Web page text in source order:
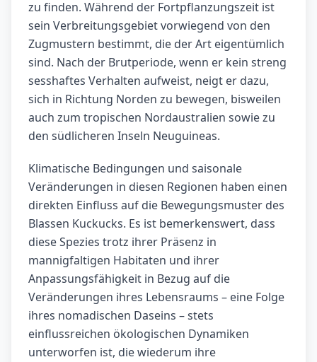
zu finden. Während der Fortpflanzungszeit ist
sein Verbreitungsgebiet vorwiegend von den
Zugmustern bestimmt, die der Art eigentümlich
sind. Nach der Brutperiode, wenn er kein streng
sesshaftes Verhalten aufweist, neigt er dazu,
sich in Richtung Norden zu bewegen, bisweilen
auch zum tropischen Nordaustralien sowie zu
den südlicheren Inseln Neuguineas.
Klimatische Bedingungen und saisonale
Veränderungen in diesen Regionen haben einen
direkten Einfluss auf die Bewegungsmuster des
Blassen Kuckucks. Es ist bemerkenswert, dass
diese Spezies trotz ihrer Präsenz in
mannigfaltigen Habitaten und ihrer
Anpassungsfähigkeit in Bezug auf die
Veränderungen ihres Lebensraums – eine Folge
ihres nomadischen Daseins – stets
einflussreichen ökologischen Dynamiken
unterworfen ist, die wiederum ihre